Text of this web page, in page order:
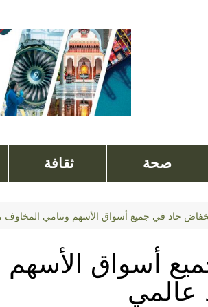
صحة ثقافة
حاد في جميع أسواق الأسهم وتنامي
أسواق الأسهم
عالمي